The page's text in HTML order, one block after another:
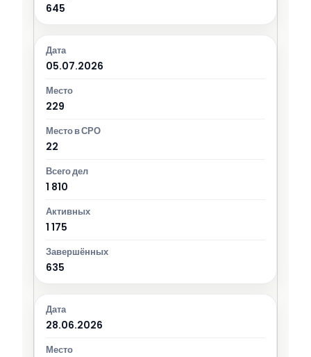
645
05.07.2026
229
22
1 810
1 175
635
28.06.2026